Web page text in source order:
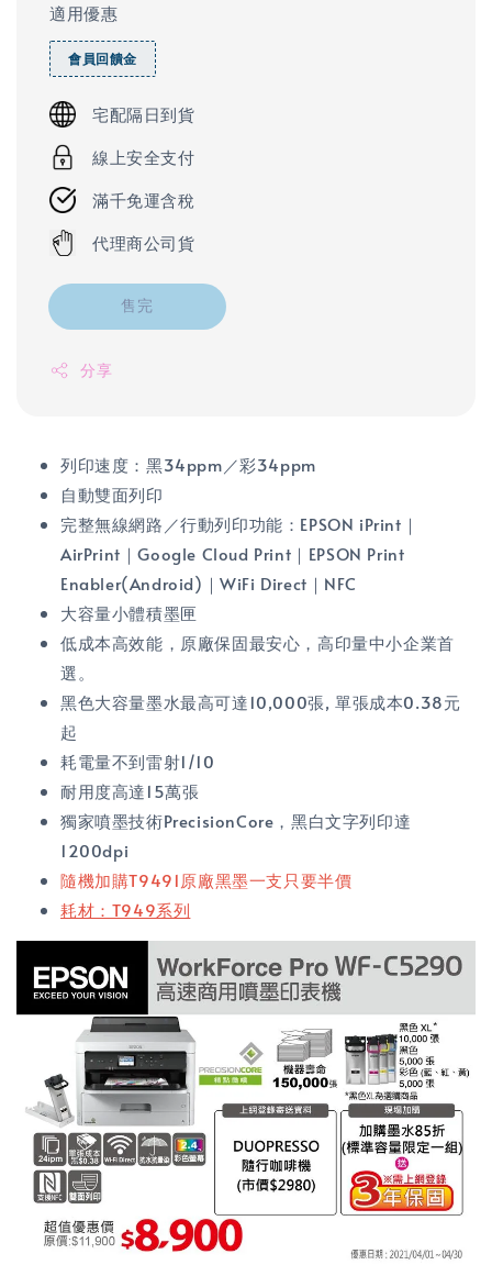
適用優惠
會員回饋金
宅配隔日到貨
線上安全支付
滿千免運含稅
代理商公司貨
售完
分享
列印速度：黑34ppm／彩34ppm
自動雙面列印
完整無線網路／行動列印功能：EPSON iPrint｜
AirPrint｜Google Cloud Print｜EPSON Print
Enabler(Android)｜WiFi Direct｜NFC
大容量小體積墨匣
低成本高效能，原廠保固最安心，高印量中小企業首
選。
黑色大容量墨水最高可達10,000張, 單張成本0.38元
起
耗電量不到雷射1/10
耐用度高達15萬張
獨家噴墨技術PrecisionCore，黑白文字列印達
1200dpi
隨機加購T9491原廠黑墨一支只要半價
耗材：T949系列